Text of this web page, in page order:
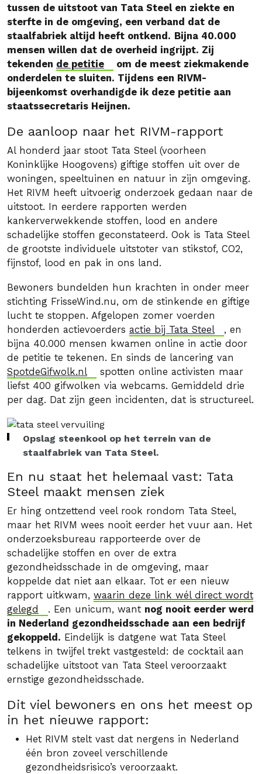
tussen de uitstoot van Tata Steel en ziekte en
sterfte in de omgeving, een verband dat de
staalfabriek altijd heeft ontkend. Bijna 40.000
mensen willen dat de overheid ingrijpt. Zij
tekenden de petitie
om de meest ziekmakende
onderdelen te sluiten. Tijdens een RIVM-
bijeenkomst overhandigde ik deze petitie aan
staatssecretaris Heijnen.
De aanloop naar het RIVM-rapport
Al honderd jaar stoot Tata Steel (voorheen
Koninklijke Hoogovens) giftige stoffen uit over de
woningen, speeltuinen en natuur in zijn omgeving.
Het RIVM heeft uitvoerig onderzoek gedaan naar de
uitstoot. In eerdere rapporten werden
kankerverwekkende stoffen, lood en andere
schadelijke stoffen geconstateerd. Ook is Tata Steel
de grootste individuele uitstoter van stikstof, CO2,
fijnstof, lood en pak in ons land.
Bewoners bundelden hun krachten in onder meer
stichting FrisseWind.nu, om de stinkende en giftige
lucht te stoppen. Afgelopen zomer voerden
honderden actievoerders actie bij Tata Steel
, en
bijna 40.000 mensen kwamen online in actie door
de petitie te tekenen. En sinds de lancering van
SpotdeGifwolk.nl
spotten online activisten maar
liefst 400 gifwolken via webcams. Gemiddeld drie
per dag. Dat zijn geen incidenten, dat is structureel.
Opslag steenkool op het terrein van de
staalfabriek van Tata Steel.
En nu staat het helemaal vast: Tata
Steel maakt mensen ziek
Er hing ontzettend veel rook rondom Tata Steel,
maar het RIVM wees nooit eerder het vuur aan. Het
onderzoeksbureau rapporteerde over de
schadelijke stoffen en over de extra
gezondheidsschade in de omgeving, maar
koppelde dat niet aan elkaar. Tot er een nieuw
rapport uitkwam, waarin deze link wél direct wordt
gelegd
. Een unicum, want nog nooit eerder werd
in Nederland gezondheidsschade aan een bedrijf
gekoppeld. Eindelijk is datgene wat Tata Steel
telkens in twijfel trekt vastgesteld: de cocktail aan
schadelijke uitstoot van Tata Steel veroorzaakt
ernstige gezondheidsschade.
Dit viel bewoners en ons het meest op
in het nieuwe rapport:
Het RIVM stelt vast dat nergens in Nederland
één bron zoveel verschillende
gezondheidsrisico’s veroorzaakt.